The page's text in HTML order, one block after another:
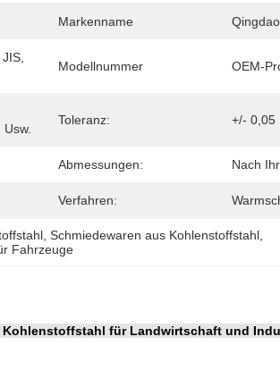
Markenname
Modellnummer OEM-
Toleranz: +/- 0,05
Abmessungen: Nach
Verfahren:
, Schmiedewaren aus Kohlenstoffstahl
Fahrzeuge
Kohlenstoffstahl für Landwirtschaft und